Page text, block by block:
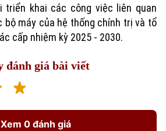
triển khai các công việc liên quan
bộ máy của hệ thống chính trị và tổ
cấp nhiệm kỳ 2025 - 2030.
đánh giá bài viết
Xem 0 đánh giá